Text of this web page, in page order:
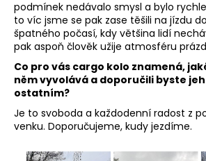
podmínek nedávalo smysl a bylo
to víc jsme se pak zase těšili na jízdu
špatného počasí, kdy většina lidí
pak aspoň člověk užije atmosféru
Co pro vás cargo kolo znamená,
něm vyvolává a doporučili byste
ostatním?
Je to svoboda a každodenní radost z
venku. Doporučujeme, kudy jezdíme.